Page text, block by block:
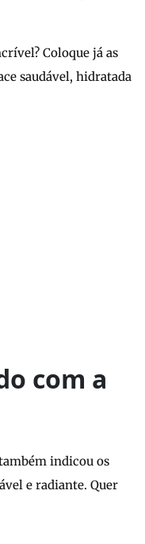
Coloque já as
saudável, hidratada
com a
indicou os
e radiante. Quer